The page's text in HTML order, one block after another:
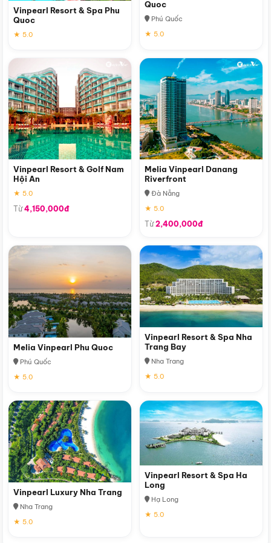
Vinpearl Resort & Spa Phu
Quoc
★ 5.0
Quoc
Phú Quốc
★ 5.0
Vinpearl Resort & Golf Nam
Hội An
★ 5.0
Từ4,150,000đ
Melia Vinpearl Danang
Riverfront
Đà Nẵng
★ 5.0
Từ2,400,000đ
Melia Vinpearl Phu Quoc
Phú Quốc
★ 5.0
Vinpearl Resort & Spa Nha
Trang Bay
Nha Trang
★ 5.0
Vinpearl Luxury Nha Trang
Nha Trang
★ 5.0
Vinpearl Resort & Spa Ha
Long
Hạ Long
★ 5.0